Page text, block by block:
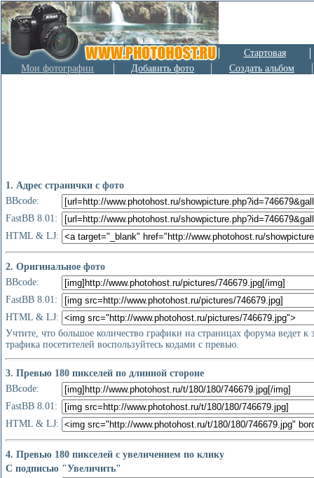
Стартовая
Мои фотографии
Добавить фото Создать альбом
1. Адрес странички с фото
BBcode:
FastBB 8.01:
HTML & LJ:
2. Оригинальное фото
BBcode:
FastBB 8.01:
HTML & LJ:
Учтите, что большое количество графики на страницах форума ведет
трафика посетителей воспользуйтесь кодами с превью.
3. Превью 180 пикселей по длинной стороне
BBcode:
FastBB 8.01:
HTML & LJ:
4. Превью 180 пикселей с увеличением по клику
С подписью "Увеличить"